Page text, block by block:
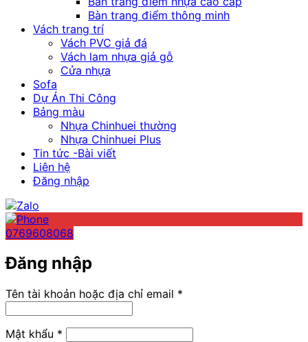
Bàn trang điểm thông minh
Vách trang trí
Vách PVC giả đá
Vách lam nhựa giả gỗ
Cửa nhựa
Sofa
Dự Án Thi Công
Bảng màu
Nhựa Chinhuei thường
Nhựa Chinhuei Plus
Tin tức -Bài viết
Liên hệ
Đăng nhập
0769608068
Đăng nhập
Tên tài khoản hoặc địa chỉ email *
Mật khẩu *